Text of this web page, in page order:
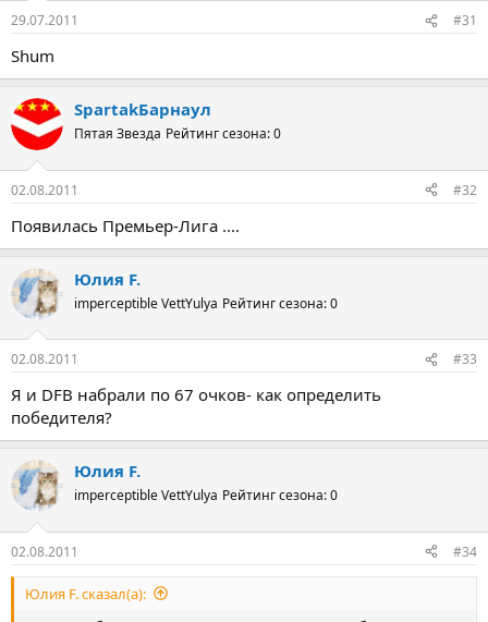
29.07.2011 #31
Shum
SpartakБарнаул
Пятая Звезда Рейтинг сезона: 0
02.08.2011 #32
Появилась Премьер-Лига ....
Юлия F.
imperceptible VettYulya Рейтинг сезона: 0
02.08.2011 #33
Я и DFB набрали по 67 очков- как определить
победителя?
Юлия F.
imperceptible VettYulya Рейтинг сезона: 0
02.08.2011 #34
Юлия F. сказал(а):